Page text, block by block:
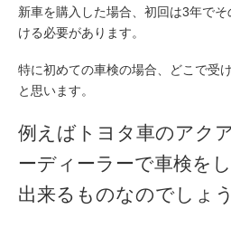
新車を購入した場合、初回は3年で
ける必要があります。
特に初めての車検の場合、どこで受
と思います。
例えばトヨタ車のアク
ーディーラーで車検を
出来るものなのでしょ